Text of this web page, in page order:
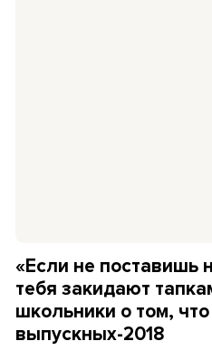
«Если не поставишь
тебя закидают
школьники о том, что
выпускных-2018